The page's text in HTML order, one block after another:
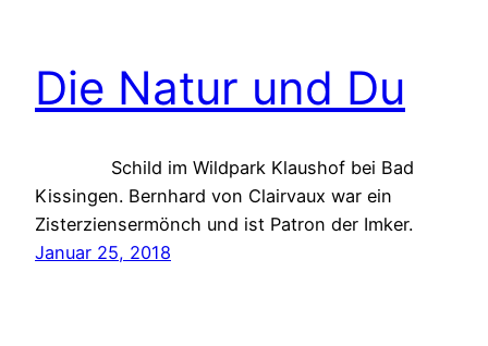
Die Natur und Du
Schild im Wildpark Klaushof bei Bad
Kissingen. Bernhard von Clairvaux war ein
Zisterziensermönch und ist Patron der Imker.
Januar 25, 2018